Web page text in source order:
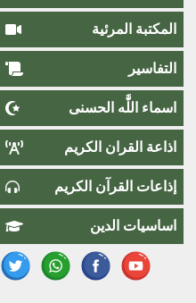
المكتبة المرئية
التفاسير
اسماء اللَّٰه الحسنى
اذاعة القران الكريم
إذاعات القرآن الكريم
اساسيات الدين